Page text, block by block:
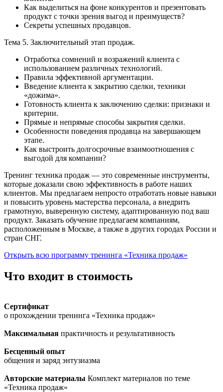
Как выделиться на фоне конкурентов и презентовать
продукт с точки зрения выгод и преимуществ?
Секреты успешных продавцов.
Тема 5. Заключительный этап продаж.
Отработка сомнений и возражений клиента с
использованием различных технологий.
Правила эффективной аргументации.
Введение клиента к закрытию сделки, техники
«дожима».
Готовность клиента к заключению сделки: признаки и
критерии.
Прямые и непрямые способы закрытия сделки.
Особенности поведения продавца на завершающем
этапе.
Как выстроить долгосрочные взаимоотношения с
выгодой для компании?
Тренинг техника продаж — это современные инструменты,
которые доказали свою эффективность в работе наших
клиентов. Мы предлагаем непросто отработать новые навыки
и повысить уровень мастерства персонала, а внедрить
грамотную, выверенную систему, адаптированную под ваш
продукт. Заказать обучение предлагаем компаниям,
расположенным в Москве, а также в других городах России и
стран СНГ.
Открыть всю программу тренинга «Техника продаж»
Что входит в стоимость
Сертификат
о прохождении тренинга «Техника продаж»
Максимальная практичность и результативность
Бесценный опыт
общения и заряд энтузиазма
Авторские материалы Комплект материалов по теме
«Техника продаж»